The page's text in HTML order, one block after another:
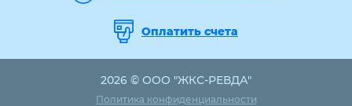
Оплатить счета
2026 © ООО "ЖКС-РЕВДА"
Политика конфиденциальности